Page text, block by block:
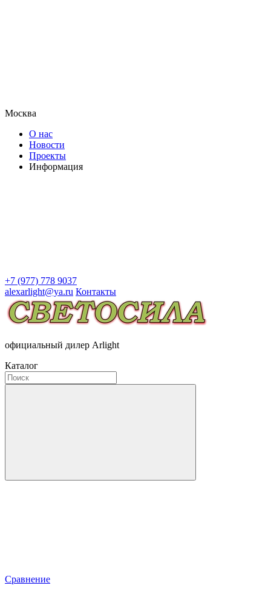
Москва
О нас
Новости
Проекты
Информация
+7 (977) 778 9037
alexarlight@ya.ru Контакты
официальный дилер Arlight
Каталог
Сравнение